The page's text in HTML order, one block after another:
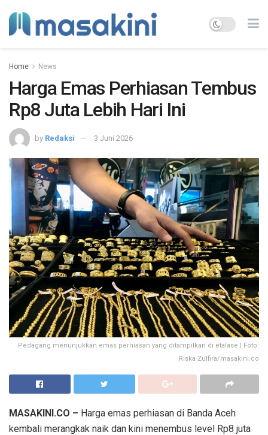
Home News
Harga Emas Perhiasan Tembus
Rp8 Juta Lebih Hari Ini
by Redaksi 3 Juni 2026
Pedagang menunjukkan emas perhiasan yang ditampilkan di etalase | Foto:
Riska Zulfira/masakini.co
MASAKINI.CO – Harga emas perhiasan di Banda Aceh
kembali merangkak naik dan kini menembus level Rp8 juta